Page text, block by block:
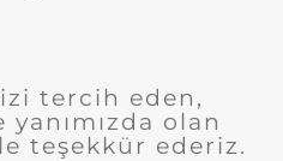
tercih eden,
olan
teşekkür ederiz.